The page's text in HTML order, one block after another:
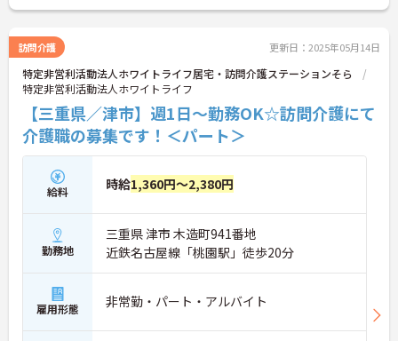
訪問介護 更新日：2025年05月14日
特定非営利活動法人ホワイトライフ居宅・訪問介護ステーションそら
特定非営利活動法人ホワイトライフ
【三重県／津市】週1日～勤務OK☆訪問介護にて
介護職の募集です！＜パート＞
給料 時給1,360円～2,380円
勤務地
三重県 津市 木造町941番地
近鉄名古屋線「桃園駅」徒歩20分
雇用形態 非常勤・パート・アルバイト